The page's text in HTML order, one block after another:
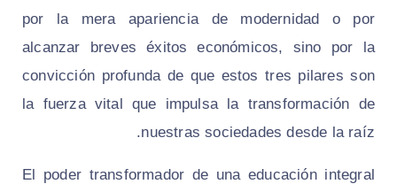
por la mera apariencia de modernidad o por
alcanzar breves éxitos económicos, sino por la
convicción profunda de que estos tres pilares son
la fuerza vital que impulsa la transformación de
nuestras sociedades desde la raíz.
El poder transformador de una educación integral